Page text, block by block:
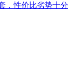
，性价比劣势十分